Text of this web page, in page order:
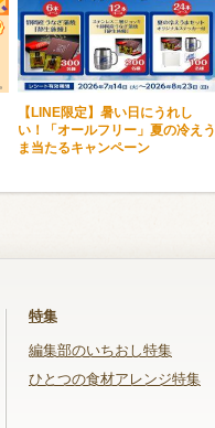
【LINE限定】暑い日にうれし
い！「オールフリー」夏の冷えう
ま当たるキャンペーン
特集
編集部のいちおし特集
ひとつの食材アレンジ特集